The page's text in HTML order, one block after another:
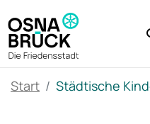
Zum Hauptinhalt springen
Start Städtische